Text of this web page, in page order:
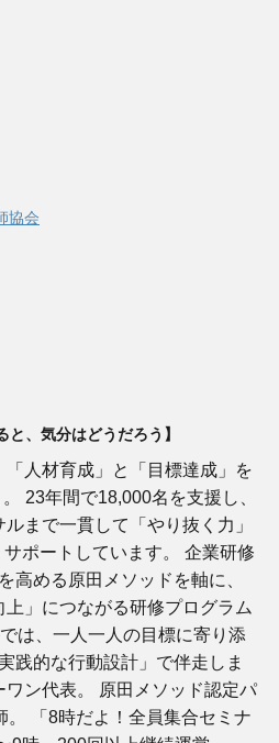
協会
と、気分はどうだろう】
人材育成」と「目標達成」を
23年間で18,000名を支援し、
まで一貫して「やり抜く力」
ポートしています。 企業研修
高める原田メソッドを軸に、
上」につながる研修プログラム
は、一人一人の目標に寄り添
践的な行動設計」で伴走しま
ン代表。 原田メソッド認定パ
。 「8時だよ！全員集合セミナ